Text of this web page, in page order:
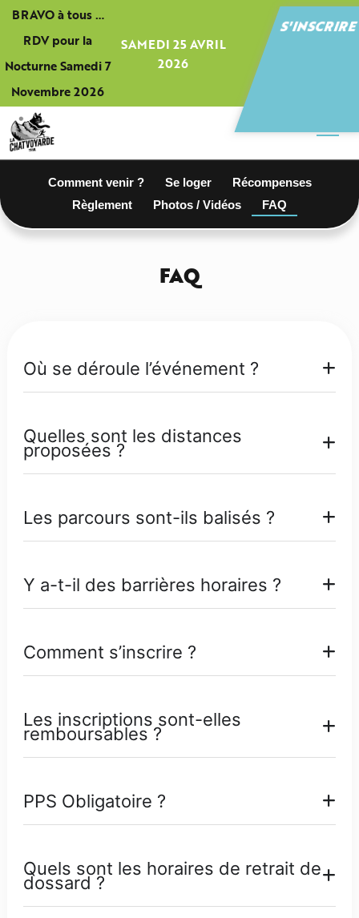
BRAVO à tous …
RDV pour la
Nocturne Samedi 7
Novembre 2026
SAMEDI 25 AVRIL
2026
S'INSCRIRE
Comment venir ? Se loger
Récompenses
Règlement
Photos / Vidéos FAQ
FAQ
Où se déroule l’événement ?
Quelles sont les distances
proposées ?
Les parcours sont-ils balisés ?
Y a-t-il des barrières horaires ?
Comment s’inscrire ?
Les inscriptions sont-elles
remboursables ?
PPS Obligatoire ?
Quels sont les horaires de retrait de
dossard ?
Panneau de gestion des cookies